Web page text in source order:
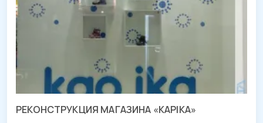
РЕКОНСТРУКЦИЯ МАГАЗИНА «KAPIKA»
СМР магазина «KAPIKA»
ТРЦ «Красная Площадь», г. Краснодар